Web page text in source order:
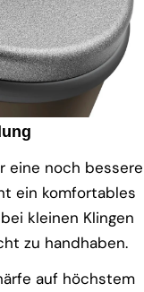
eine noch bessere
ein komfortables
kleinen Klingen
zu handhaben.
auf höchstem